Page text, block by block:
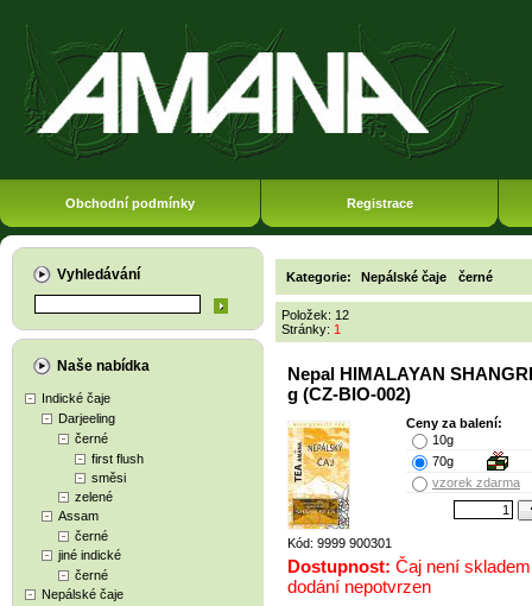
Obchodní podmínky Registrace
Vyhledávání
Naše nabídka
Indické čaje
Darjeeling
černé
first flush
směsi
zelené
Assam
černé
jiné indické
černé
Nepálské čaje
Kategorie: Nepálské čaje černé
Položek: 12
Stránky: 1
Nepal HIMALAYAN
g (CZ-BIO-002)
Kód: 9999 900301
Ceny za balení:
10g
70g
vzorek zdarma
Dostupnost: Čaj není
dodání nepotvrzen